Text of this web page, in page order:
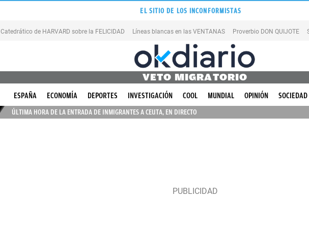
EL SITIO DE LOS INCONFORMISTAS
Catedrático de HARVARD sobre la FELICIDAD Líneas blancas en las VENTANAS Proverbio DON QUIJOTE
VETO MIGRATORIO
ESPAÑA ECONOMÍA DEPORTES INVESTIGACIÓN COOL MUNDIAL OPINIÓN SOCIEDAD
ÚLTIMA HORA DE LA ENTRADA DE INMIGRANTES A CEUTA, EN DIRECTO